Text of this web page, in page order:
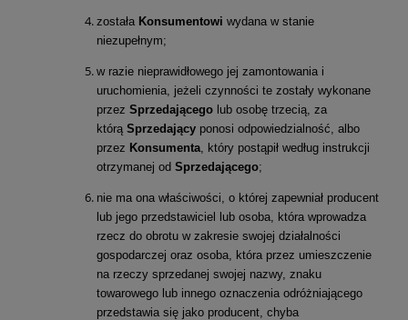
została Konsumentowi wydana w stanie
niezupełnym;
w razie nieprawidłowego jej zamontowania i
uruchomienia, jeżeli czynności te zostały wykonane
przez Sprzedającego lub osobę trzecią, za
którą Sprzedający ponosi odpowiedzialność, albo
przez Konsumenta , który postąpił według instrukcji
otrzymanej od Sprzedającego;
nie ma ona właściwości, o której zapewniał producent
lub jego przedstawiciel lub osoba, która wprowadza
rzecz do obrotu w zakresie swojej działalności
gospodarczej oraz osoba, która przez umieszczenie
na rzeczy sprzedanej swojej nazwy, znaku
towarowego lub innego oznaczenia odróżniającego
przedstawia się jako producent, chyba